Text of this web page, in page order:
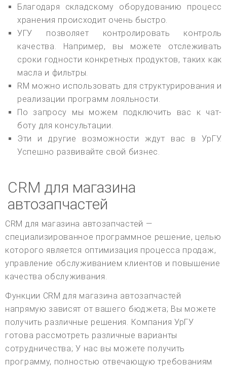
Благодаря складскому оборудованию процесс
хранения происходит очень быстро.
УГУ позволяет контролировать контроль
качества. Например, вы можете отслеживать
сроки годности конкретных продуктов, таких как
масла и фильтры.
RM можно использовать для структурирования и
реализации программ лояльности.
По запросу мы можем подключить вас к чат-
боту для консультации.
Эти и другие возможности ждут вас в УрГУ.
Успешно развивайте свой бизнес.
CRM для магазина
автозапчастей
CRM для магазина автозапчастей —
специализированное программное решение, целью
которого является оптимизация процесса продаж,
управление обслуживанием клиентов и повышение
качества обслуживания.
Функции CRM для магазина автозапчастей
напрямую зависят от вашего бюджета; Вы можете
получить различные решения. Компания УрГУ
готова рассмотреть различные варианты
сотрудничества; У нас вы можете получить
программу, полностью отвечающую требованиям